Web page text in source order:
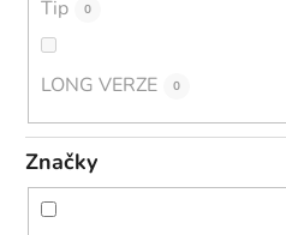
Tip 0
LONG VERZE 0
Značky